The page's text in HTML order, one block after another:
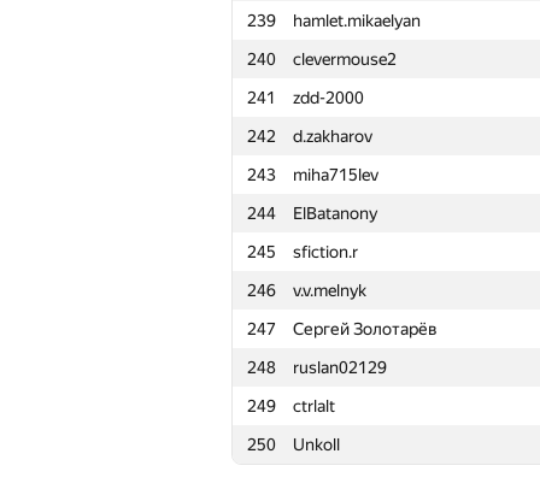
239
hamlet.mikaelyan
240
clevermouse2
241
zdd-2000
242
d.zakharov
243
miha715lev
244
ElBatanony
245
sfiction.r
246
v.v.melnyk
247
Сергей Золотарёв
248
ruslan02129
249
ctrlalt
250
Unkoll
216
gultai4uk.r
217
Vladisavvv
218
Роман Соколов
219
SlavaSSU
220
ilyakor
221
Antti Laaksonen
222
Наталья Гинзбург
223
Ильдар Ялалов
224
deadman
225
cjtoribio
226
PloadyFree
227
tangjz